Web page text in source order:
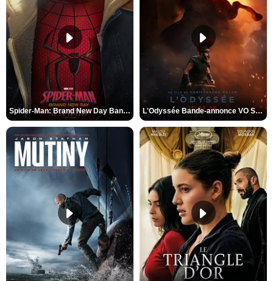
Spider-Man: Brand New Day Bande-annonce VO STFR L'Odyssée Bande-annonce VO STFR